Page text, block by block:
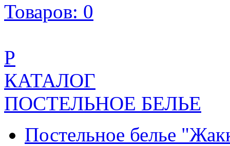
Товаров: 0
Р
КАТАЛОГ
ПОСТЕЛЬНОЕ БЕЛЬЕ
Постельное белье